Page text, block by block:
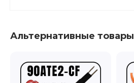
Альтернативные товары